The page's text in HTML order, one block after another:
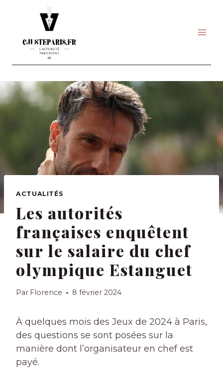
ACTUALITÉS
Les autorités
françaises enquêtent
sur le salaire du chef
olympique Estanguet
Par Florence 8 février 2024
À quelques mois des Jeux de 2024 à Paris,
des questions se sont posées sur la
manière dont l’organisateur en chef est
payé.